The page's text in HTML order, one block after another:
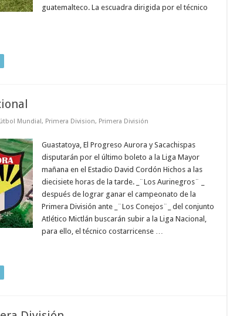
guatemalteco. La escuadra dirigida por el técnico
Mundial, Primera Division, Primera División
Guastatoya, El Progreso Aurora y Sacachispas
disputarán por el último boleto a la Liga Mayor
mañana en el Estadio David Cordón Hichos a las
diecisiete horas de la tarde. _¨Los Aurinegros¨ _
después de lograr ganar el campeonato de la
Primera División ante _¨Los Conejos¨_ del conjunto
Atlético Mictlán buscarán subir a la Liga Nacional,
para ello, el técnico costarricense …